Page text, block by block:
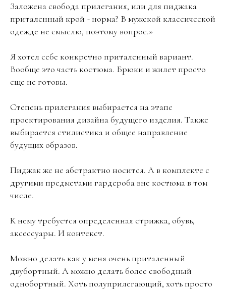
Заложена свобода прилегания, или для пиджака
приталенный крой - норма? В мужской классической
одежде не смыслю, поэтому вопрос.»
Я хотел себе конкретно приталенный вариант.
Вообще это часть костюма. Брюки и жилет просто
еще не готовы.
Степень прилегания выбирается на этапе
проектирования дизайна будущего изделия. Также
выбирается стилистика и общее направление
будущих образов.
Пиджак же не абстрактно носится. А в комплекте с
другими предметами гардероба вне костюма в том
числе.
К нему требуется определенная стрижка, обувь,
аксессуары. И контекст.
Можно делать как у меня очень приталенный
двубортный. А можно делать более свободный
однобортный. Хоть полуприлегающий, хоть просто